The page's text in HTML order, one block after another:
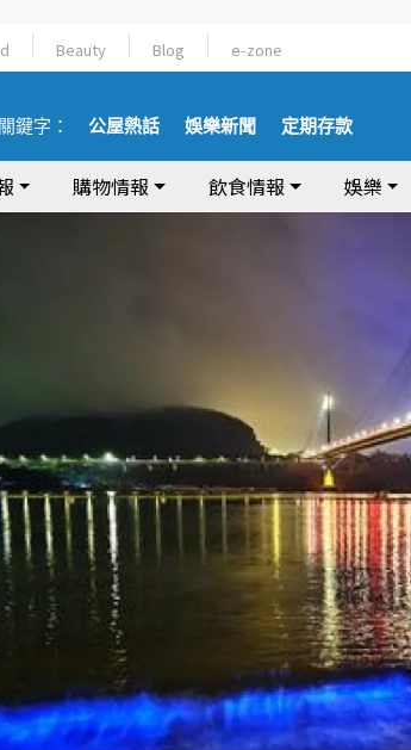
Beauty Blog e-zone
鍵字： 公屋熱話 娛樂新聞 定期存款
購物情報 飲食情報 娛樂